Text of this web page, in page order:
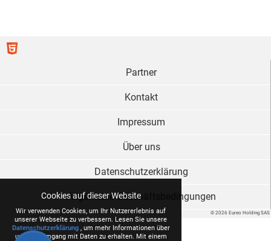
Cookies auf dieser Website
Wir verwenden Cookies, um Ihr Nutzererlebnis auf
unserer Webseite zu verbessern. Lesen Sie unsere
Datenschutzerklärung, um mehr Informationen über
unseren Umgang mit Daten zu erhalten. Mit einem
© 2026 Eureo Holding SAS
Partner
Kontakt
Impressum
Über uns
Datenschutzerklärung
Allgemeine Geschäftsbedingungen